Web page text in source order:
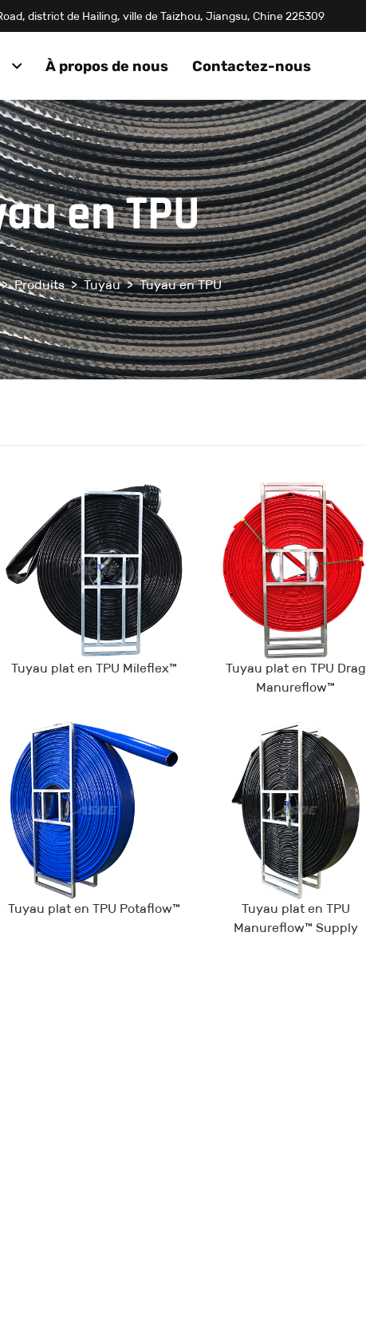
district de Hailing, ville de Taizhou, Jiangsu, Chine 225309
À propos de nous Contactez-nous
en TPU
Produits>Tuyau>Tuyau en TPU
Tuyau plat en TPU Mileflex™
Tuyau plat en TPU Drag
Manureflow™
Tuyau plat en TPU Potaflow™
Tuyau plat en TPU
Manureflow™ Supply